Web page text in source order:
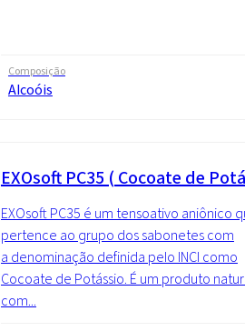
Composição
Alcoóis
EXOsoft PC35 ( Cocoate de
EXOsoft PC35 é um tensoativo aniônico
pertence ao grupo dos sabonetes com
a denominação definida pelo INCI como
Cocoate de Potássio. É um produto
com...